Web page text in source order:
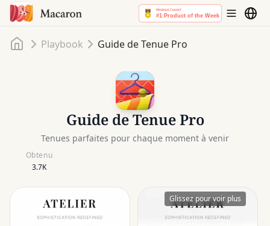
Accueil
Playbook Guide de Tenue Pro
Guide de Tenue Pro
Tenues parfaites pour chaque moment à venir
Obtenu
3.7K
Glissez pour voir plus